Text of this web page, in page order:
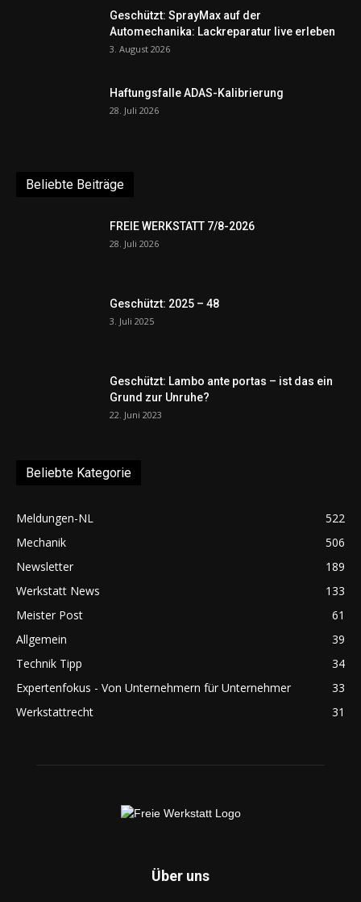
Geschützt: SprayMax auf der
Automechanika: Lackreparatur live erleben
3. August 2026
Haftungsfalle ADAS-Kalibrierung
28. Juli 2026
Beliebte Beiträge
FREIE WERKSTATT 7/8-2026
28. Juli 2026
Geschützt: 2025 – 48
3. Juli 2025
Geschützt: Lambo ante portas – ist das ein
Grund zur Unruhe?
22. Juni 2023
Beliebte Kategorie
Meldungen-NL
522
Mechanik
506
Newsletter
189
Werkstatt News
133
Meister Post
61
Allgemein
39
Technik Tipp
34
Expertenfokus - Von Unternehmern für Unternehmer
33
Werkstattrecht
31
Über uns